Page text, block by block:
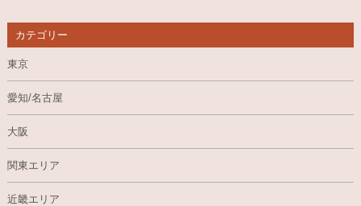
カテゴリー
東京
愛知/名古屋
大阪
関東エリア
近畿エリア